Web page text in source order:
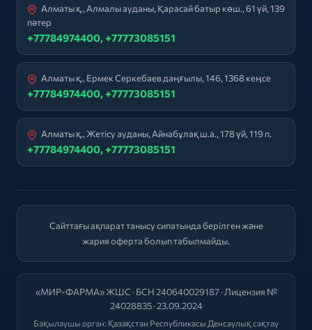
Алматы қ., Алмалы ауданы, Қарасай батыр көш., 61 үй, 139
пәтер
+77784974400, +77773085151
Алматы қ., Ермек Серкебаев даңғылы, 146, 1368 кеңсе
+77784974400, +77773085151
Алматы қ., Жетісу ауданы, Айнабұлақ ш.а., 178 үй, 119 п.
+77784974400, +77773085151
Сайттағы ақпарат танысу сипатында берілген және
жария оферта болып табылмайды.
«МИР-ФАРМА» ЖШС · БСН 240640029187 · Лицензия №
24028835 · 23.09.2024
Бақылаушы орган: Қазақстан Республикасы Денсаулық сақтау